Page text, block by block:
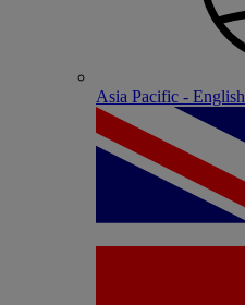
Asia Pacific - English